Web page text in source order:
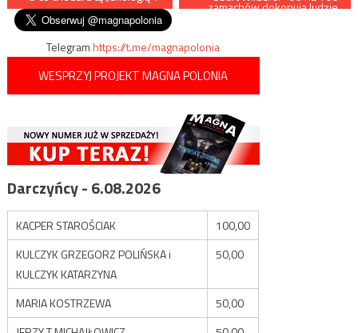
wpisu
zamachów dokonują ludzie
Telegramhttps://t.me/magnapolonia
WESPRZYJ PROJEKT MAGNA POLONIA
Darczyńcy - 6.08.2026
KACPER STAROŚCIAK
100,00
KULCZYK GRZEGORZ POLIŃSKA i
KULCZYK KATARZYNA
50,00
MARIA KOSTRZEWA
50,00